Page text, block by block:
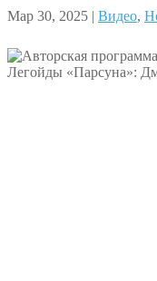
Мар 30, 2025 | Видео,